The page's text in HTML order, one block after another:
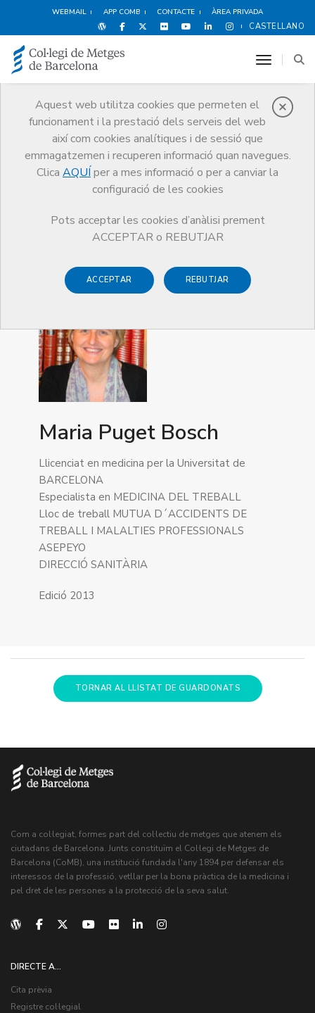
WEBMAIL APP COMB CONTACTE ÀREA PRIVADA
CASTELLANO
Aquest web utilitza cookies que permeten el
funcionament i la prestació dels serveis del web
així com cookies analítiques i de sessió que
emmagatzemen i recuperen informació quan navegues.
Clica AQUÍ per a mes informació o per a canviar la
configuració de les cookies
Pots acceptar les cookies d’anàlisi prement
ACCEPTAR o REBUTJAR
ACCEPTAR REBUTJAR
toggle
Premis
Premis Guardonat Edició 2013
Guardonat Edició 2013
Maria Puget Bosch
Llicenciat en medicina per la Universitat de
BARCELONA
Especialista en MEDICINA DEL TREBALL
Lloc de treball MUTUA D´ACCIDENTS DE
TREBALL I MALALTIES PROFESSIONALS
ASEPEYO
DIRECCIÓ SANITÀRIA
Edició 2013
TORNAR AL LLISTAT DE GUARDONATS
Com a col·legiat, formes part del col·lectiu de metges que atenem els
ciutadans de Barcelona. Junts constituïm el Col·legi de Metges de
Barcelona (CoMB), una institució fundada l'any 1894 per defensar els
interessos de la professió, vetllar per la bona pràctica de la medicina i
pel dret de les persones a la protecció de la seva salut.
DIRECTE A...
Cita prèvia
Registre col·legial